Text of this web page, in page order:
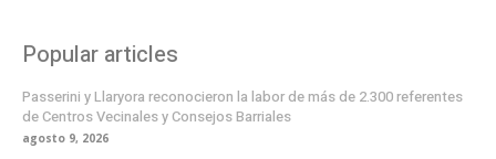
Popular articles
Passerini y Llaryora reconocieron la labor de más de 2.300 referentes
de Centros Vecinales y Consejos Barriales
agosto 9, 2026